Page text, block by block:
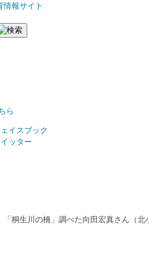
報サイト
桐生川の橋」調べた向田宏真さん（北